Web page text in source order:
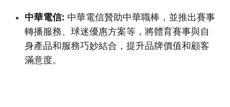
中華電信: 中華電信贊助中華職棒，並推出賽事
轉播服務、球迷優惠方案等，將體育賽事與自
身產品和服務巧妙結合，提升品牌價值和顧客
滿意度。